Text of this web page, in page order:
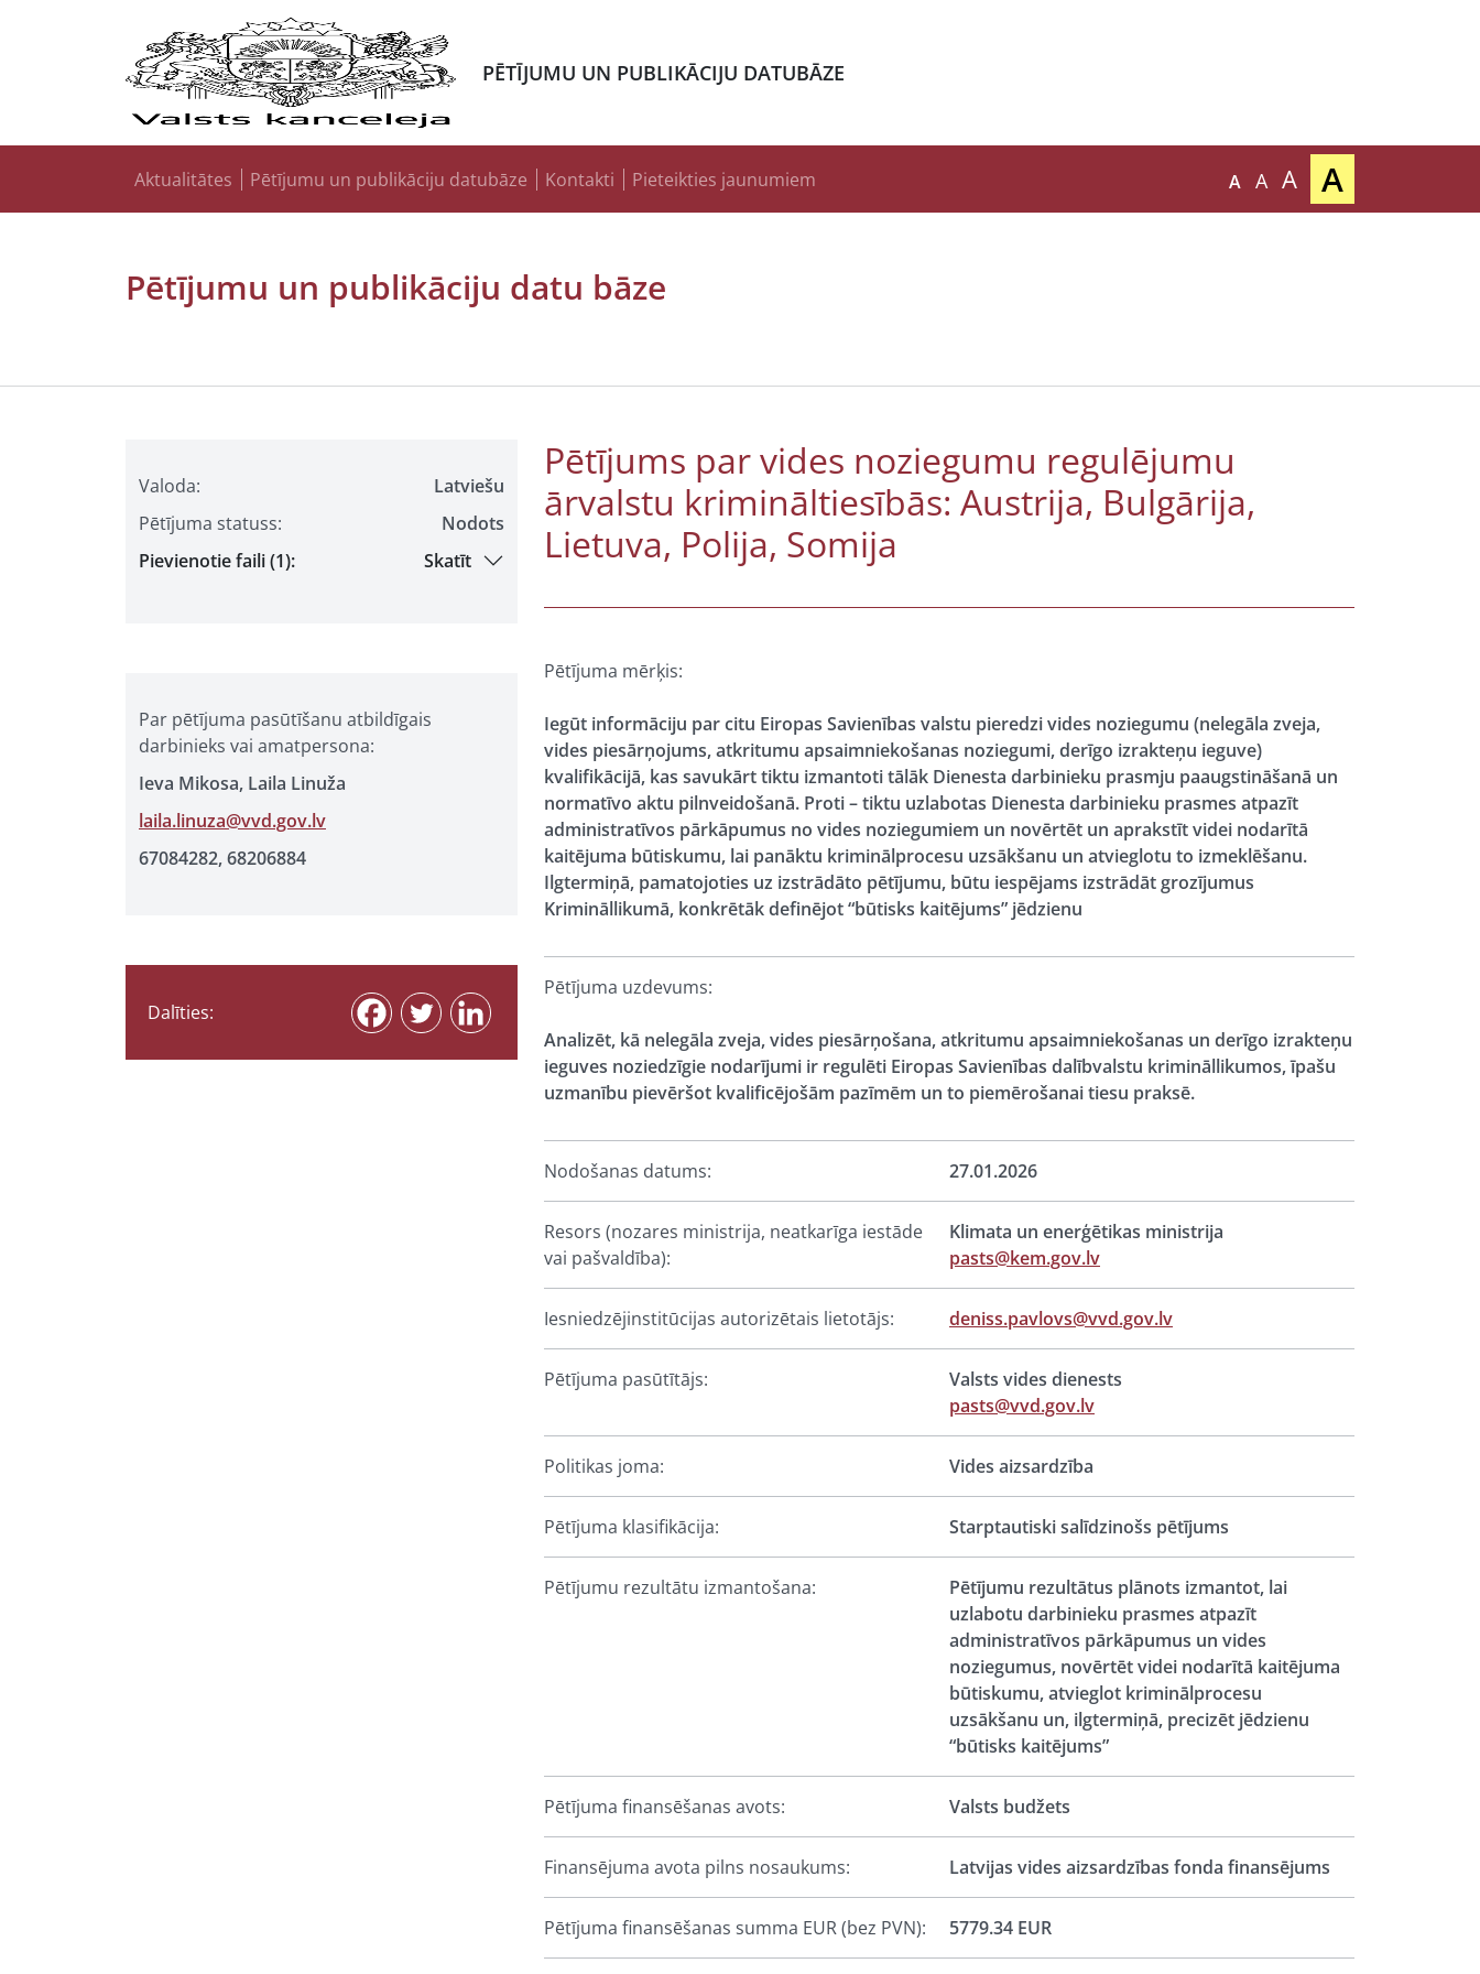
PĒTĪJUMU UN PUBLIKĀCIJU DATUBĀZE
Aktualitātes Pētījumu un publikāciju datubāze Kontakti Pieteikties jaunumiem A A A A
Pētījumu un publikāciju datu bāze
Valoda:
Latviešu
Pētījuma statuss:
Nodots
Pievienotie faili (1):
Skatīt
Par pētījuma pasūtīšanu atbildīgais
darbinieks vai amatpersona:
Ieva Mikosa, Laila Linuža
laila.linuza@vvd.gov.lv
67084282, 68206884
Dalīties:
Pētījums par vides noziegumu regulējumu
ārvalstu krimināltiesībās: Austrija, Bulgārija,
Lietuva, Polija, Somija
Pētījuma mērķis:
Iegūt informāciju par citu Eiropas Savienības valstu pieredzi vides noziegumu (nelegāla zveja,
vides piesārņojums, atkritumu apsaimniekošanas noziegumi, derīgo izrakteņu ieguve)
kvalifikācijā, kas savukārt tiktu izmantoti tālāk Dienesta darbinieku prasmju paaugstināšanā un
normatīvo aktu pilnveidošanā. Proti – tiktu uzlabotas Dienesta darbinieku prasmes atpazīt
administratīvos pārkāpumus no vides noziegumiem un novērtēt un aprakstīt videi nodarītā
kaitējuma būtiskumu, lai panāktu kriminālprocesu uzsākšanu un atvieglotu to izmeklēšanu.
Ilgtermiņā, pamatojoties uz izstrādāto pētījumu, būtu iespējams izstrādāt grozījumus
Krimināllikumā, konkrētāk definējot “būtisks kaitējums” jēdzienu
Pētījuma uzdevums:
Analizēt, kā nelegāla zveja, vides piesārņošana, atkritumu apsaimniekošanas un derīgo izrakteņu
ieguves noziedzīgie nodarījumi ir regulēti Eiropas Savienības dalībvalstu krimināllikumos, īpašu
uzmanību pievēršot kvalificējošām pazīmēm un to piemērošanai tiesu praksē.
Nodošanas datums: 27.01.2026
Resors (nozares ministrija, neatkarīga iestāde
vai pašvaldība):
Klimata un enerģētikas ministrija
pasts@kem.gov.lv
Iesniedzējinstitūcijas autorizētais lietotājs: deniss.pavlovs@vvd.gov.lv
Pētījuma pasūtītājs:
Valsts vides dienests
pasts@vvd.gov.lv
Politikas joma: Vides aizsardzība
Pētījuma klasifikācija: Starptautiski salīdzinošs pētījums
Pētījumu rezultātu izmantošana:
Pētījumu rezultātus plānots izmantot, lai
uzlabotu darbinieku prasmes atpazīt
administratīvos pārkāpumus un vides
noziegumus, novērtēt videi nodarītā kaitējuma
būtiskumu, atvieglot kriminālprocesu
uzsākšanu un, ilgtermiņā, precizēt jēdzienu
“būtisks kaitējums”
Pētījuma finansēšanas avots: Valsts budžets
Finansējuma avota pilns nosaukums: Latvijas vides aizsardzības fonda finansējums
Pētījuma finansēšanas summa EUR (bez PVN): 5779.34 EUR